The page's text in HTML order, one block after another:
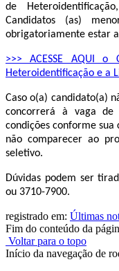
de
Candidatos (as)
obrigatoriamente estar
>>> ACESSE AQUI
Heteroidentificação e a
Caso o(a) candidato(a)
concorrerá à vaga de
condições conforme
não comparecer ao
seletivo.
Dúvidas podem ser
ou 3710-7900.
registrado em: Últimas
Fim do conteúdo da
Voltar para o topo
Início da navegação de